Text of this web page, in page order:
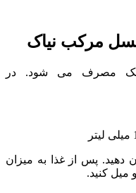
مرکب نیاک
مصرف می شود. در
پس از غذا به میزان
کنید.